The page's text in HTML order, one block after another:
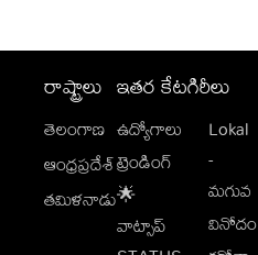
రాష్ట్రాలు
తెలంగాణ
ఆంధ్రప్రదేశ్
తమిళనాడు
ఇతర కేటగిరీలు
ఉద్యోగాలు
ట్రెండింగ్
🌟
వాట్సాప్
Lokal
-
మగువ
వినోదం